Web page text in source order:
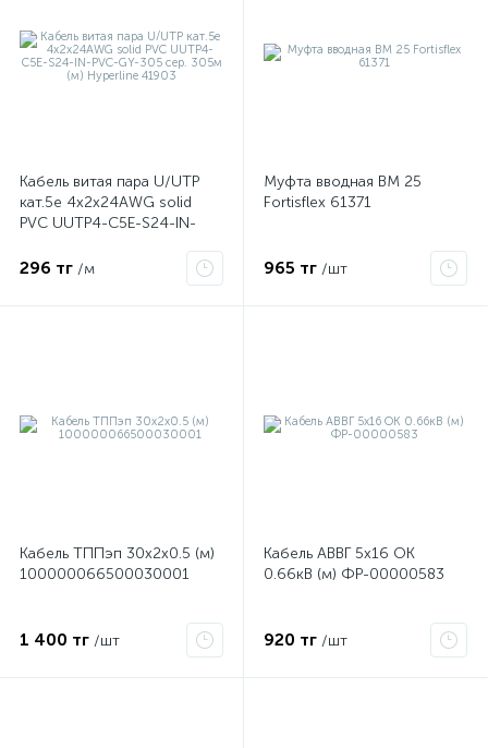
Кабель витая пара U/UTP
кат.5e 4х2х24AWG solid
PVC UUTP4-C5E-S24-IN-
Hyperline 41903
296 тг /м
Муфта вводная ВМ 25
Fortisflex 61371
965 тг /шт
Кабель ТППэп 30х2х0.5 (м)
100000066500030001
1 400 тг /шт
Кабель АВВГ 5х16 ОК
0.66кВ (м) ФР-00000583
920 тг /шт